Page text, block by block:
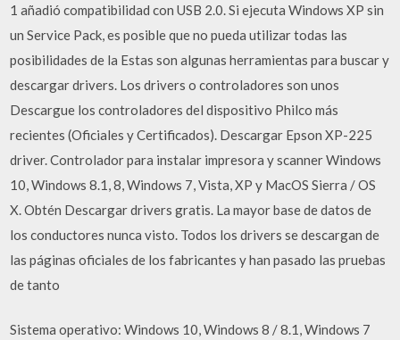
1 añadió compatibilidad con USB 2.0. Si ejecuta Windows XP sin
un Service Pack, es posible que no pueda utilizar todas las
posibilidades de la Estas son algunas herramientas para buscar y
descargar drivers. Los drivers o controladores son unos
Descargue los controladores del dispositivo Philco más
recientes (Oficiales y Certificados). Descargar Epson XP-225
driver. Controlador para instalar impresora y scanner Windows
10, Windows 8.1, 8, Windows 7, Vista, XP y MacOS Sierra / OS
X. Obtén Descargar drivers gratis. La mayor base de datos de
los conductores nunca visto. Todos los drivers se descargan de
las páginas oficiales de los fabricantes y han pasado las pruebas
de tanto
Sistema operativo: Windows 10, Windows 8 / 8.1, Windows 7